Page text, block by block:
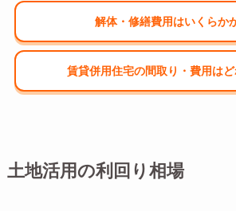
解体・修繕費用はいくらか
賃貸併用住宅の間取り・費用は
土地活用の利回り相場